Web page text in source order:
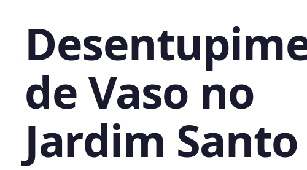
de Vaso no
Jardim Santo